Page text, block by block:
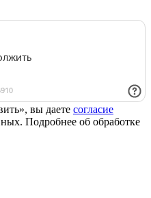
вы даете согласие
Подробнее об обработке